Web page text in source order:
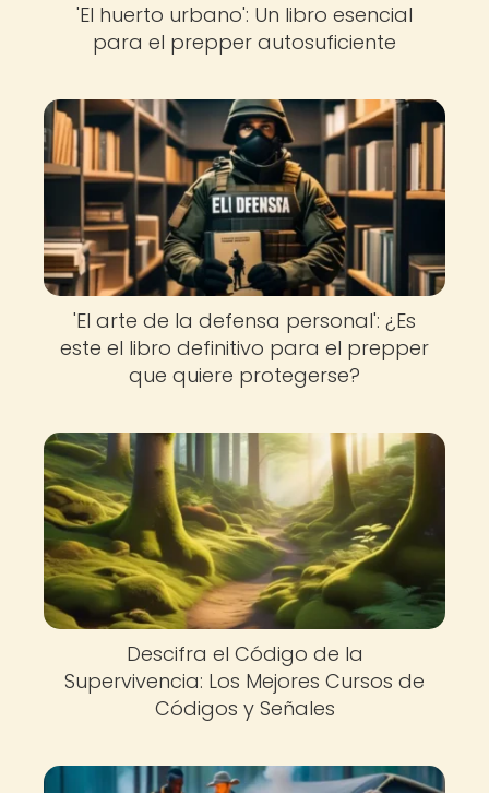
'El huerto urbano': Un libro esencial
para el prepper autosuficiente
'El arte de la defensa personal': ¿Es
este el libro definitivo para el prepper
que quiere protegerse?
Descifra el Código de la
Supervivencia: Los Mejores Cursos de
Códigos y Señales